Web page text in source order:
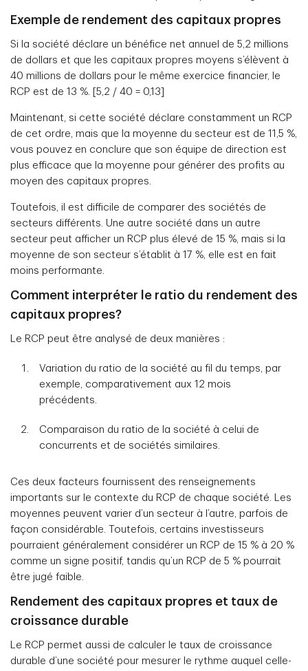
Exemple de rendement des capitaux propres
Si la société déclare un bénéfice net annuel de 5,2 millions
de dollars et que les capitaux propres moyens s’élèvent à
40 millions de dollars pour le même exercice financier, le
RCP est de 13 %. [5,2 / 40 = 0,13]
Maintenant, si cette société déclare constamment un RCP
de cet ordre, mais que la moyenne du secteur est de 11,5 %,
vous pouvez en conclure que son équipe de direction est
plus efficace que la moyenne pour générer des profits au
moyen des capitaux propres.
Toutefois, il est difficile de comparer des sociétés de
secteurs différents. Une autre société dans un autre
secteur peut afficher un RCP plus élevé de 15 %, mais si la
moyenne de son secteur s’établit à 17 %, elle est en fait
moins performante.
Comment interpréter le ratio du rendement des
capitaux propres?
Le RCP peut être analysé de deux manières :
Variation du ratio de la société au fil du temps, par
exemple, comparativement aux 12 mois
précédents.
Comparaison du ratio de la société à celui de
concurrents et de sociétés similaires.
Ces deux facteurs fournissent des renseignements
importants sur le contexte du RCP de chaque société. Les
moyennes peuvent varier d’un secteur à l’autre, parfois de
façon considérable. Toutefois, certains investisseurs
pourraient généralement considérer un RCP de 15 % à 20 %
comme un signe positif, tandis qu’un RCP de 5 % pourrait
être jugé faible.
Rendement des capitaux propres et taux de
croissance durable
Le RCP permet aussi de calculer le taux de croissance
durable d’une société pour mesurer le rythme auquel celle-